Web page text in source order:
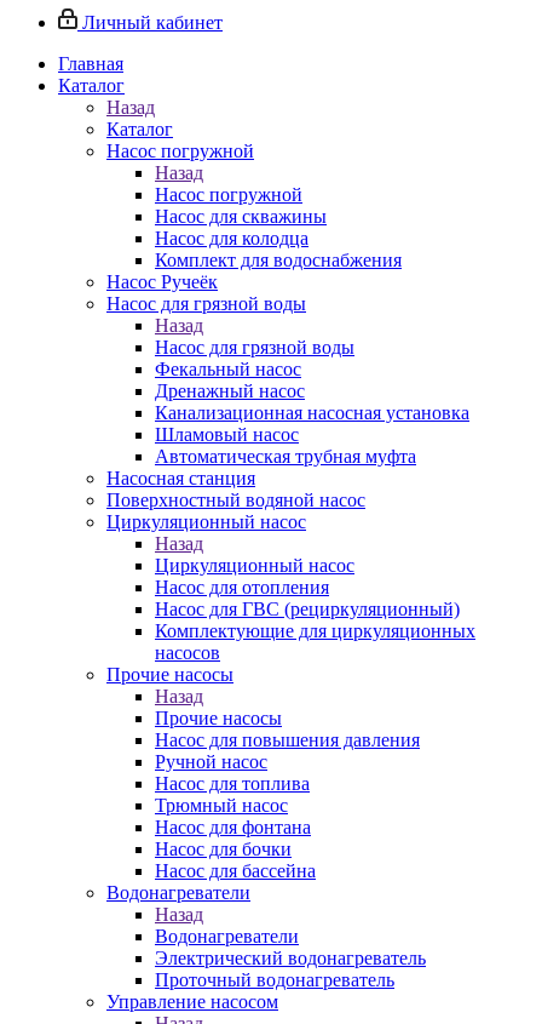
Личный кабинет
Главная
Каталог
Назад
Каталог
Насос погружной
Назад
Насос погружной
Насос для скважины
Насос для колодца
Комплект для водоснабжения
Насос Ручеёк
Насос для грязной воды
Назад
Насос для грязной воды
Фекальный насос
Дренажный насос
Канализационная насосная установка
Шламовый насос
Автоматическая трубная муфта
Насосная станция
Поверхностный водяной насос
Циркуляционный насос
Назад
Циркуляционный насос
Насос для отопления
Насос для ГВС (рециркуляционный)
Комплектующие для циркуляционных
насосов
Прочие насосы
Назад
Прочие насосы
Насос для повышения давления
Ручной насос
Насос для топлива
Трюмный насос
Насос для фонтана
Насос для бочки
Насос для бассейна
Водонагреватели
Назад
Водонагреватели
Электрический водонагреватель
Проточный водонагреватель
Управление насосом